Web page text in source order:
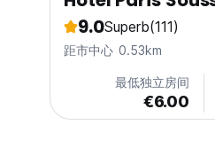
9.0Superb(111)
距市中心 0.53km
最低独立房间
€6.00